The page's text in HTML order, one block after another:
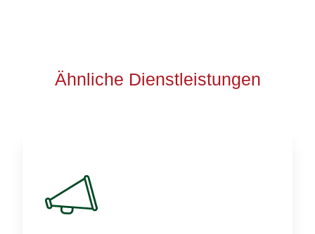
Ähnliche Dienstleistungen